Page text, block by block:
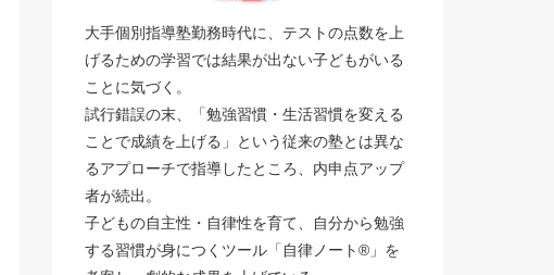
大手個別指導塾勤務時代に、テストの点数を上
げるための学習では結果が出ない子どもがいる
ことに気づく。
試行錯誤の末、「勉強習慣・生活習慣を変える
ことで成績を上げる」という従来の塾とは異な
るアプローチで指導したところ、内申点アップ
者が続出。
子どもの自主性・自律性を育て、自分から勉強
する習慣が身につくツール「自律ノート®️」を